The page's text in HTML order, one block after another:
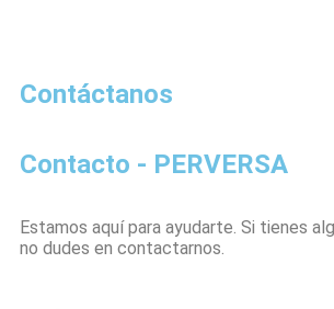
Contáctanos
Contacto - PERVERSA
Estamos aquí para ayudarte. Si tienes
no dudes en contactarnos.